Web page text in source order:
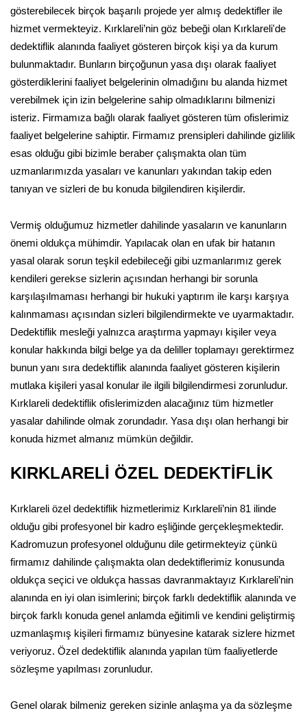
gösterebilecek birçok başarılı projede yer almış dedektifler ile
hizmet vermekteyiz. Kırklareli’nin göz bebeği olan Kırklareli'de
dedektiflik alanında faaliyet gösteren birçok kişi ya da kurum
bulunmaktadır. Bunların birçoğunun yasa dışı olarak faaliyet
gösterdiklerini faaliyet belgelerinin olmadığını bu alanda hizmet
verebilmek için izin belgelerine sahip olmadıklarını bilmenizi
isteriz. Firmamıza bağlı olarak faaliyet gösteren tüm ofislerimiz
faaliyet belgelerine sahiptir. Firmamız prensipleri dahilinde gizlilik
esas olduğu gibi bizimle beraber çalışmakta olan tüm
uzmanlarımızda yasaları ve kanunları yakından takip eden
tanıyan ve sizleri de bu konuda bilgilendiren kişilerdir.
Vermiş olduğumuz hizmetler dahilinde yasaların ve kanunların
önemi oldukça mühimdir. Yapılacak olan en ufak bir hatanın
yasal olarak sorun teşkil edebileceği gibi uzmanlarımız gerek
kendileri gerekse sizlerin açısından herhangi bir sorunla
karşılaşılmaması herhangi bir hukuki yaptırım ile karşı karşıya
kalınmaması açısından sizleri bilgilendirmekte ve uyarmaktadır.
Dedektiflik mesleği yalnızca araştırma yapmayı kişiler veya
konular hakkında bilgi belge ya da deliller toplamayı gerektirmez
bunun yanı sıra dedektiflik alanında faaliyet gösteren kişilerin
mutlaka kişileri yasal konular ile ilgili bilgilendirmesi zorunludur.
Kırklareli dedektiflik ofislerimizden alacağınız tüm hizmetler
yasalar dahilinde olmak zorundadır. Yasa dışı olan herhangi bir
konuda hizmet almanız mümkün değildir.
KIRKLARELİ ÖZEL DEDEKTİFLİK
Kırklareli özel dedektiflik hizmetlerimiz Kırklareli’nin 81 ilinde
olduğu gibi profesyonel bir kadro eşliğinde gerçekleşmektedir.
Kadromuzun profesyonel olduğunu dile getirmekteyiz çünkü
firmamız dahilinde çalışmakta olan dedektiflerimiz konusunda
oldukça seçici ve oldukça hassas davranmaktayız Kırklareli’nin
alanında en iyi olan isimlerini; birçok farklı dedektiflik alanında ve
birçok farklı konuda genel anlamda eğitimli ve kendini geliştirmiş
uzmanlaşmış kişileri firmamız bünyesine katarak sizlere hizmet
veriyoruz. Özel dedektiflik alanında yapılan tüm faaliyetlerde
sözleşme yapılması zorunludur.
Genel olarak bilmeniz gereken sizinle anlaşma ya da sözleşme